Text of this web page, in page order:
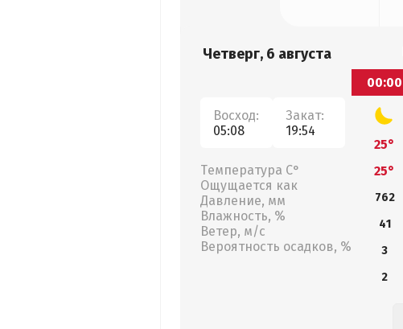
Четверг, 6 августа
Восход:
05:08
Закат:
19:54
Температура С°
Ощущается как
Давление, мм
Влажность, %
Ветер, м/с
Вероятность осадков, %
00:00
25°
25°
762
41
3
2